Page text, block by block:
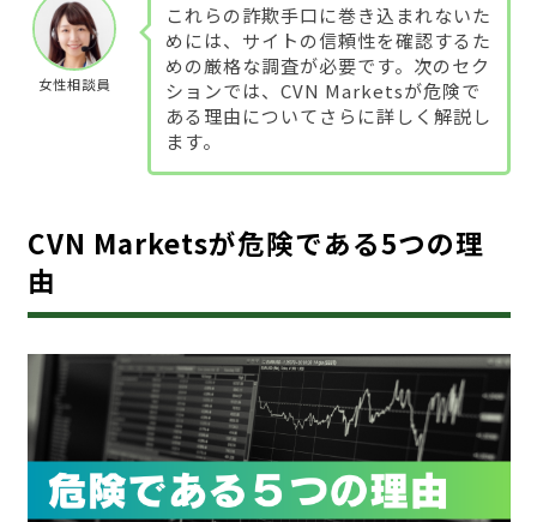
女性相談員
これらの詐欺手口に巻き込まれないた
めには、サイトの信頼性を確認するた
めの厳格な調査が必要です。次のセク
ションでは、CVN Marketsが危険で
ある理由についてさらに詳しく解説し
ます。
CVN Marketsが危険である5つの理
由